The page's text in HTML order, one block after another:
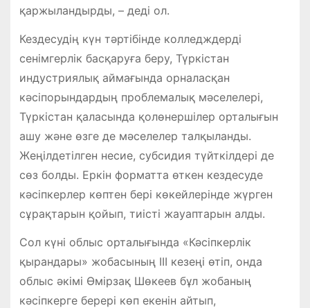
қаржыландырды, – деді ол.
Кездесудің күн тәртібінде колледждерді
сенімгерлік басқаруға беру, Түркістан
индустриялық аймағында орналасқан
кәсіпорындардың проблемалық мәселелері,
Түркістан қаласында қолөнершілер орталығын
ашу және өзге де мәселелер талқыланды.
Жеңілдетілген несие, субсидия түйткілдері де
сөз болды. Еркін форматта өткен кездесуде
кәсіпкерлер көптен бері көкейлерінде жүрген
сұрақтарын қойып, тиісті жауаптарын алды.
Сол күні облыс орталығында «Кәсіпкерлік
қырандары» жобасының ІІІ кезеңі өтіп, онда
облыс әкімі Өмірзақ Шөкеев бұл жобаның
кәсіпкерге берері көп екенін айтып,